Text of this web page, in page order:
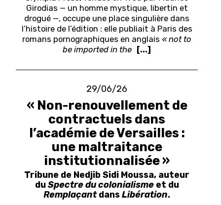
Girodias — un homme mystique, libertin et
drogué —, occupe une place singulière dans
l’histoire de l’édition : elle publiait à Paris des
romans pornographiques en anglais « not to
be imported in the
[...]
29/06/26
« Non-renouvellement de
contractuels dans
l’académie de Versailles :
une maltraitance
institutionnalisée »
Tribune de Nedjib Sidi Moussa, auteur
duSpectre du colonialismeet du
Remplaçantdans Libération.